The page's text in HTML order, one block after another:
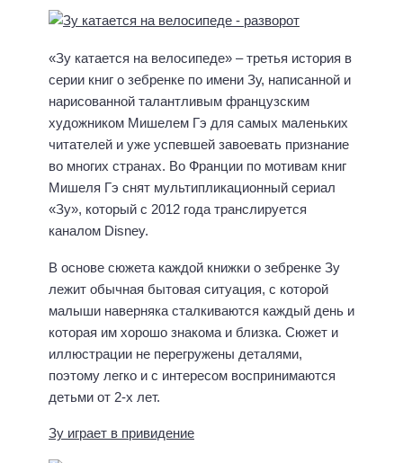
«Зу катается на велосипеде» – третья история в
серии книг о зебренке по имени Зу, написанной и
нарисованной талантливым французским
художником Мишелем Гэ для самых маленьких
читателей и уже успевшей завоевать признание
во многих странах. Во Франции по мотивам книг
Мишеля Гэ снят мультипликационный сериал
«Зу», который с 2012 года транслируется
каналом Disney.
В основе сюжета каждой книжки о зебренке Зу
лежит обычная бытовая ситуация, с которой
малыши наверняка сталкиваются каждый день и
которая им хорошо знакома и близка. Сюжет и
иллюстрации не перегружены деталями,
поэтому легко и с интересом воспринимаются
детьми от 2-х лет.
Зу играет в привидение